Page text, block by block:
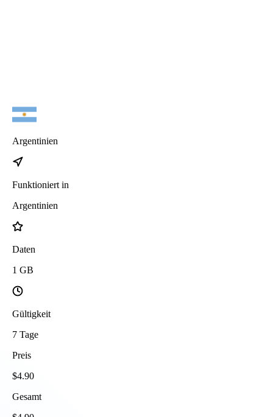
Argentinien
Funktioniert in
Argentinien
Daten
1 GB
Gültigkeit
7 Tage
Preis
$4.90
Gesamt